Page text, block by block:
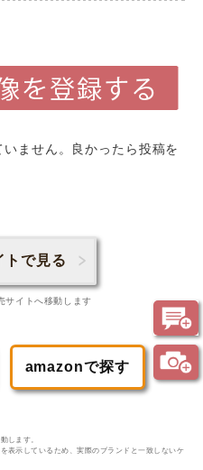
ません。良かったら投稿を
トで見る
サイトへ移動します
amazonで探す
します。
表示しているため、実際のブランドと一致しないケ